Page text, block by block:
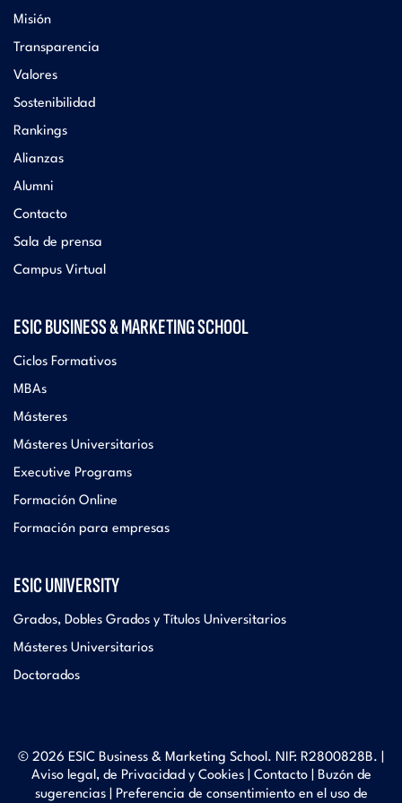
Misión
Transparencia
Valores
Sostenibilidad
Rankings
Alianzas
Alumni
Contacto
Sala de prensa
Campus Virtual
ESIC BUSINESS & MARKETING SCHOOL
Ciclos Formativos
MBAs
Másteres
Másteres Universitarios
Executive Programs
Formación Online
Formación para empresas
ESIC UNIVERSITY
Grados, Dobles Grados y Títulos Universitarios
Másteres Universitarios
Doctorados
© 2026 ESIC Business & Marketing School. NIF: R2800828B. |
Aviso legal, de Privacidad y Cookies| Contacto|
Buzón de
sugerencias| Preferencia de consentimiento en el uso de